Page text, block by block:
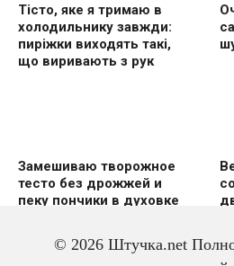
Тісто, яке я тримаю в
холодильнику завжди:
пиріжки виходять такі,
що виривають з рук
Замешиваю творожное
тесто без дрожжей и
пеку пончики в духовке
© 2026 Штучка.net